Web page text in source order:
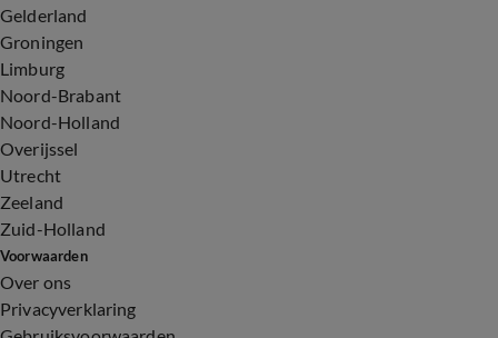
Gelderland
Groningen
Limburg
Noord-Brabant
Noord-Holland
Overijssel
Utrecht
Zeeland
Zuid-Holland
Voorwaarden
Over ons
Privacyverklaring